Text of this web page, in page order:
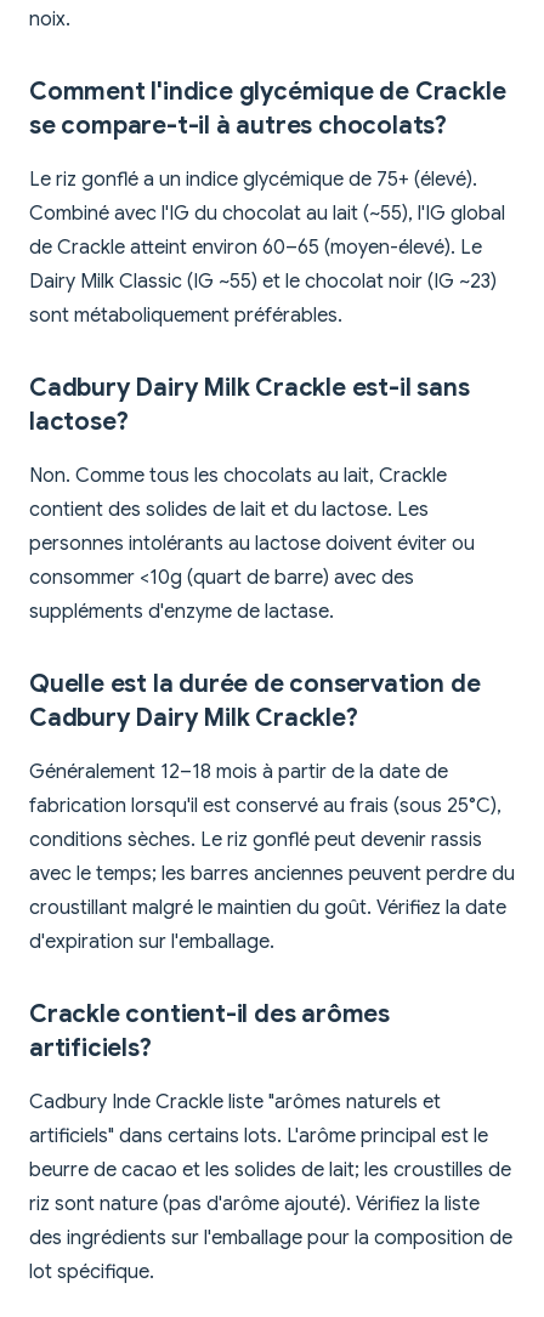
noix.
Comment l'indice glycémique de Crackle
se compare-t-il à autres chocolats?
Le riz gonflé a un indice glycémique de 75+ (élevé).
Combiné avec l'IG du chocolat au lait (~55), l'IG global
de Crackle atteint environ 60–65 (moyen-élevé). Le
Dairy Milk Classic (IG ~55) et le chocolat noir (IG ~23)
sont métaboliquement préférables.
Cadbury Dairy Milk Crackle est-il sans
lactose?
Non. Comme tous les chocolats au lait, Crackle
contient des solides de lait et du lactose. Les
personnes intolérants au lactose doivent éviter ou
consommer <10g (quart de barre) avec des
suppléments d'enzyme de lactase.
Quelle est la durée de conservation de
Cadbury Dairy Milk Crackle?
Généralement 12–18 mois à partir de la date de
fabrication lorsqu'il est conservé au frais (sous 25°C),
conditions sèches. Le riz gonflé peut devenir rassis
avec le temps; les barres anciennes peuvent perdre du
croustillant malgré le maintien du goût. Vérifiez la date
d'expiration sur l'emballage.
Crackle contient-il des arômes
artificiels?
Cadbury Inde Crackle liste "arômes naturels et
artificiels" dans certains lots. L'arôme principal est le
beurre de cacao et les solides de lait; les croustilles de
riz sont nature (pas d'arôme ajouté). Vérifiez la liste
des ingrédients sur l'emballage pour la composition de
lot spécifique.